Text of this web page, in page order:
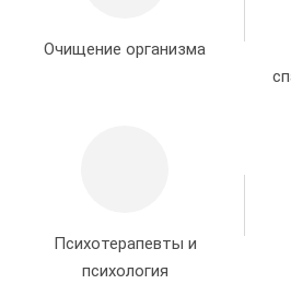
Очищение организма
Психотерапевты и
психология